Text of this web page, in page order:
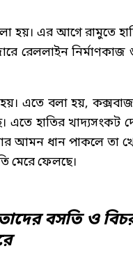
হয়। এর আগে রামুতে
রেললাইন
এতে বলা হয়,
এতে হাতির খাদ্যসংকট
আর আমন ধান পাকলে তা
মেরে ফেলছে।
বসতি ও